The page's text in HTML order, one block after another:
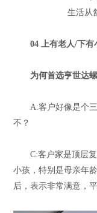
生活从
04 上有老人/下有
为何首选亨世达螺
A:客户好像是个三
不？
C:客户家是顶层复
小孩，特别是母亲年
后，表示非常满意，